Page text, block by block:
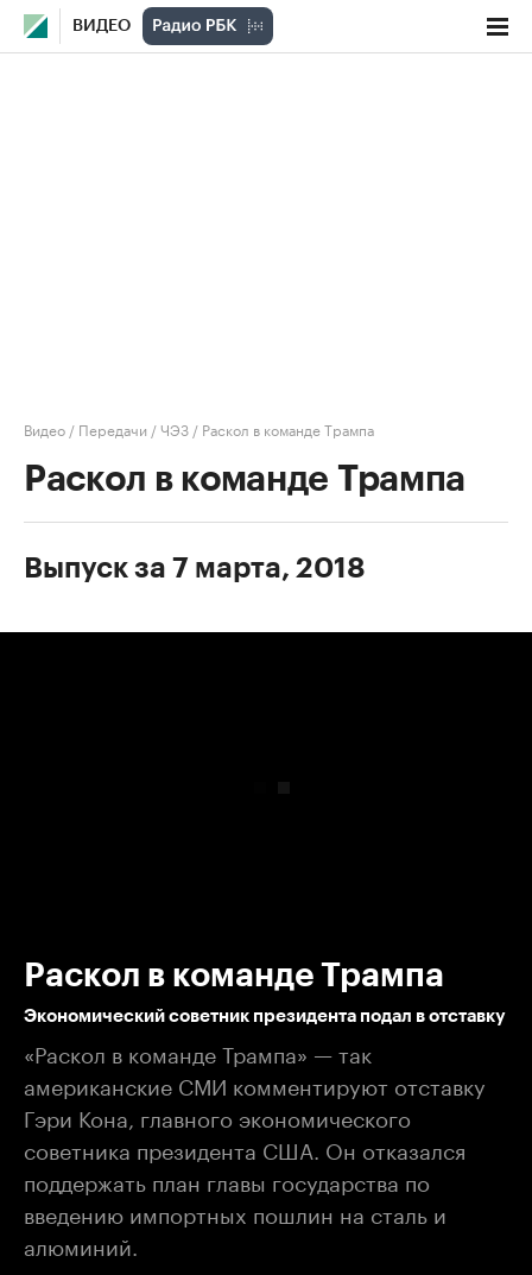
ВИДЕО
Видео / Передачи /ЧЭЗ / Раскол в команде Трампа
Раскол в команде Трампа
Выпуск за 7 марта, 2018
Раскол в команде Трампа
Экономический советник президента подал в отставку
«Раскол в команде Трампа» — так
американские СМИ комментируют отставку
Гэри Кона, главного экономического
советника президента США. Он отказался
поддержать план главы государства по
введению импортных пошлин на сталь и
алюминий.